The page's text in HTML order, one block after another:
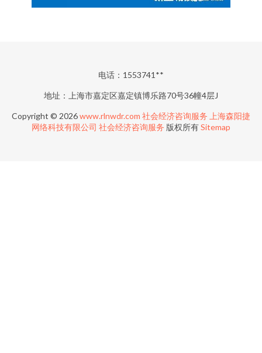
电话：1553741**
地址：上海市嘉定区嘉定镇博乐路70号36幢4层J
Copyright © 2026www.rlnwdr.com 社会经济咨询服务 上海森阳捷
网络科技有限公司 社会经济咨询服务 版权所有Sitemap